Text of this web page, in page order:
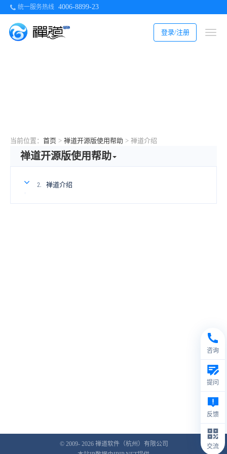
统一服务热线 4006-8899-23
登录/注册
当前位置： 首页 > 禅道开源版使用帮助 > 禅道介绍
禅道开源版使用帮助
2. 禅道介绍
© 2009- 2026 禅道软件（杭州）有限公司
咨询
提问
反馈
交流